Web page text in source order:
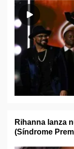
Rihanna lanza
(Síndrome